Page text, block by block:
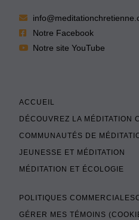
Notre Facebook
Notre site YouTube
ACCUEIL
DÉCOUVREZ LA MÉDITATION
COMMUNAUTÉS DE
JEUNESSE ET MÉDITATION
MÉDITATION ET ÉCOLOGIE
POLITIQUES COMMERCIALES
GÉRER MES TÉMOINS